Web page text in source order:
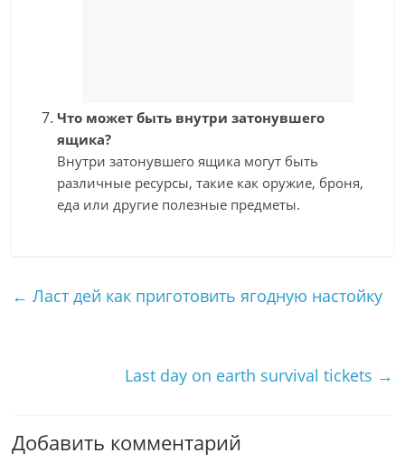
Что может быть внутри затонувшего
ящика?
Внутри затонувшего ящика могут быть
различные ресурсы, такие как оружие, броня,
еда или другие полезные предметы.
← Ласт дей как приготовить ягодную настойку
Last day on earth survival tickets →
Добавить комментарий